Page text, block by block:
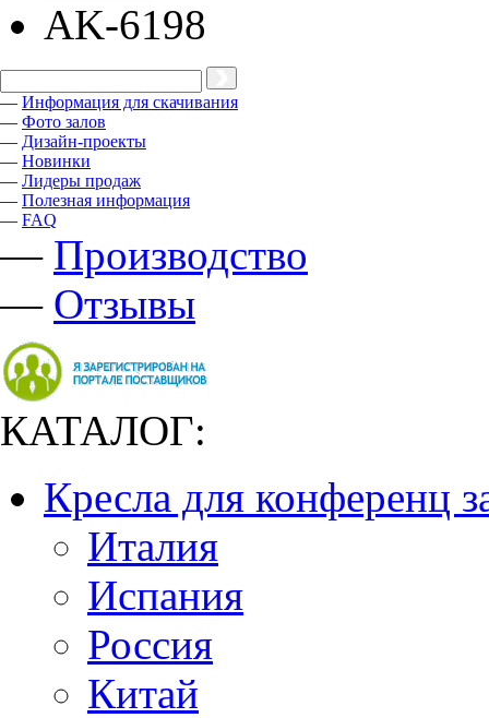
AK-6198
— Информация для скачивания
— Фото залов
— Дизайн-проекты
— Новинки
— Лидеры продаж
— Полезная информация
— FAQ
— Производство
— Отзывы
КАТАЛОГ:
Кресла для конференц
Италия
Испания
Россия
Китай